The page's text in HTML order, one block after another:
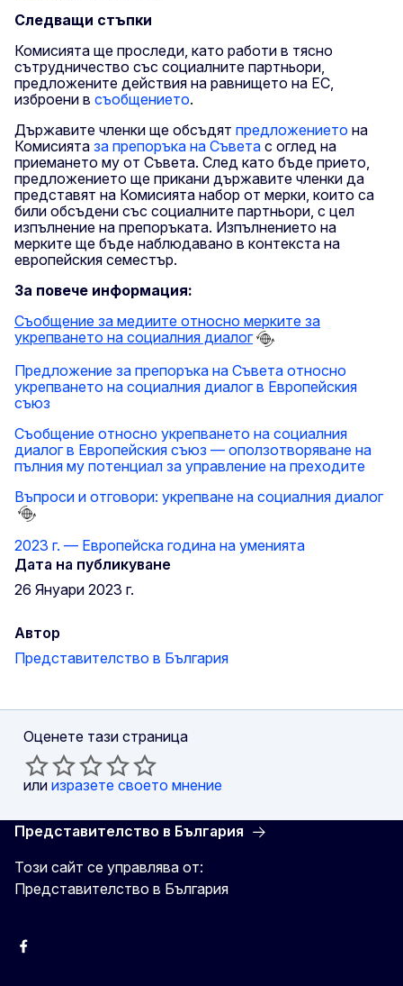
Следващи стъпки
Комисията ще проследи, като работи в тясно
сътрудничество със социалните партньори,
предложените действия на равнището на ЕС,
изброени в съобщението.
Държавите членки ще обсъдят предложението на
Комисията за препоръка на Съвета с оглед на
приемането му от Съвета. След като бъде прието,
предложението ще прикани държавите членки да
представят на Комисията набор от мерки, които са
били обсъдени със социалните партньори, с цел
изпълнение на препоръката. Изпълнението на
мерките ще бъде наблюдавано в контекста на
европейския семестър.
За повече информация:
Съобщение за медиите относно мерките за
укрепването на социалния диалог
Предложение за препоръка на Съвета относно
укрепването на социалния диалог в Европейския
съюз
Съобщение относно укрепването на социалния
диалог в Европейския съюз — оползотворяване на
пълния му потенциал за управление на преходите
Въпроси и отговори: укрепване на социалния диалог
2023 г. — Европейска година на уменията
Дата на публикуване
26 Януари 2023 г.
Автор
Представителство в България
Оценете тази страница
или изразете своето мнение
Представителство в България
Този сайт се управлява от:
Представителство в България
Facebook